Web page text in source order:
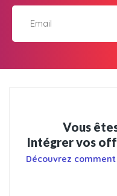
Vous
Intégrer vos
Découvrez